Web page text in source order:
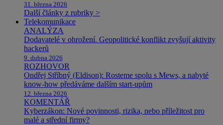
31. března 2026
Další články z rubriky >
Telekomunikace
ANALÝZA
Dodavatelé v ohrožení. Geopolitické konflikt zvyšují aktivity
hackerů
9. dubna 2026
ROZHOVOR
Ondřej Stříbný (Eldison): Rosteme spolu s Mews, a nabyté
know-how předáváme dalším start-upům
12. března 2026
KOMENTÁŘ
Kyberzákon: Nové povinnosti, rizika, nebo příležitost pro
malé a střední firmy?